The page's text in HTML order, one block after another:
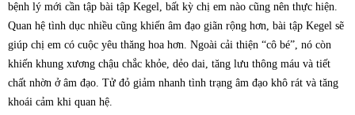
bệnh lý mới cần tập bài tập Kegel, bất kỳ chị em nào cũng nên thực hiện.
Quan hệ tình dục nhiều cũng khiến âm đạo giãn rộng hơn, bài tập Kegel sẽ
giúp chị em có cuộc yêu thăng hoa hơn. Ngoài cải thiện “cô bé”, nó còn
khiến khung xương chậu chắc khỏe, dẻo dai, tăng lưu thông máu và tiết
chất nhờn ở âm đạo. Tử đỏ giảm nhanh tình trạng âm đạo khô rát và tăng
khoái cảm khi quan hệ.